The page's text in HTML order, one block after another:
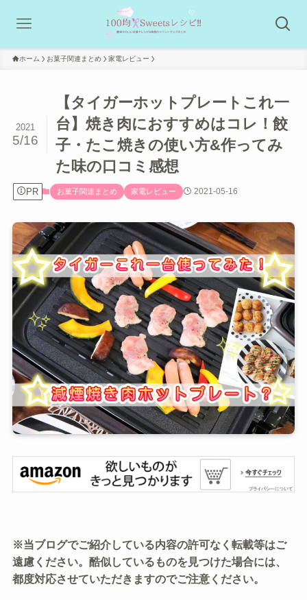
ホーム お菓子関連まとめ 家電レビュー
【タイガーホットプレートこれ一
台】焼き肉におすすめはコレ！餃
子・たこ焼きの使い方&作ってみ
た味の口コミ感想
2021
5/16
PR お菓子関連まとめ 家電レビュー 2021-05-16
※当ブログでご紹介している内容の許可なく転載等はご
遠慮ください。酷似しているものを見つけた場合には、
都度対応させていただきますのでご注意ください。